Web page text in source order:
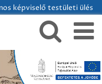
képviselő testületi ülés